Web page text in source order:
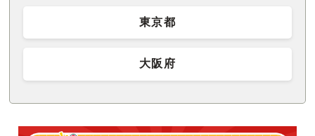
東京都
大阪府